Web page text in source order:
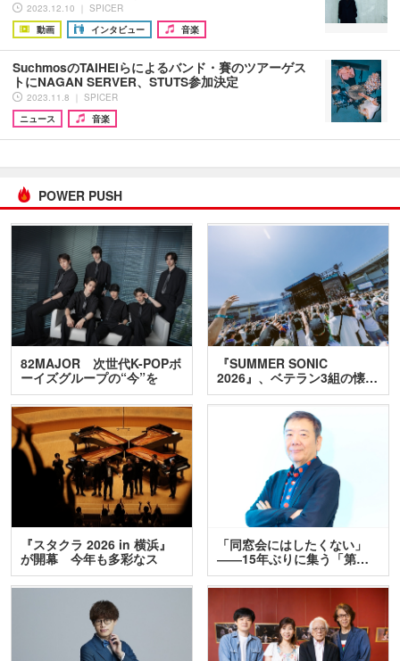
2023.12.10 ｜ SPICER
動画
インタビュー 音楽
SuchmosのTAIHEIらによるバンド・賽のツアーゲス
トにNAGAN SERVER、STUTS参加決定
2023.11.8 ｜ SPICER
ニュース
音楽
POWER PUSH
82MAJOR 次世代K-POPボ
ーイズグループの“今”を
訊…
『SUMMER SONIC
2026』、ベテラン3組の懐…
『スタクラ 2026 in 横浜』
が開幕 今年も多彩なス
テ…
「同窓会にはしたくない」
――15年ぶりに集う「第…